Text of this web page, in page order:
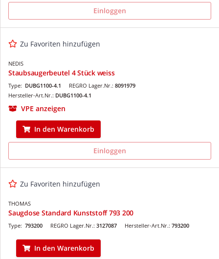
Einloggen
Zu Favoriten hinzufügen
NEDIS
Staubsaugerbeutel 4 Stück weiss
REGRO Lager.Nr.: 8091979
Type: DUBG1100-4.1
Hersteller-Art.Nr.: DUBG1100-4.1
VPE anzeigen
In den Warenkorb
Einloggen
Zu Favoriten hinzufügen
THOMAS
Saugdose Standard Kunststoff 793 200
REGRO Lager.Nr.: 3127087
Type: 793200 Hersteller-Art.Nr.: 793200
In den Warenkorb